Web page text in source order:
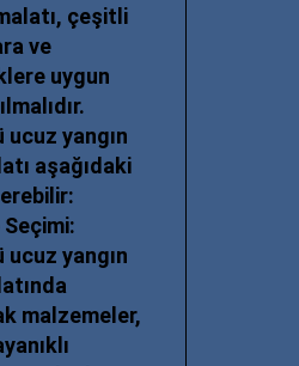
çeşitli
ve
uygun
ucuz yangın
aşağıdaki
Seçimi:
ucuz yangın
malzemeler,